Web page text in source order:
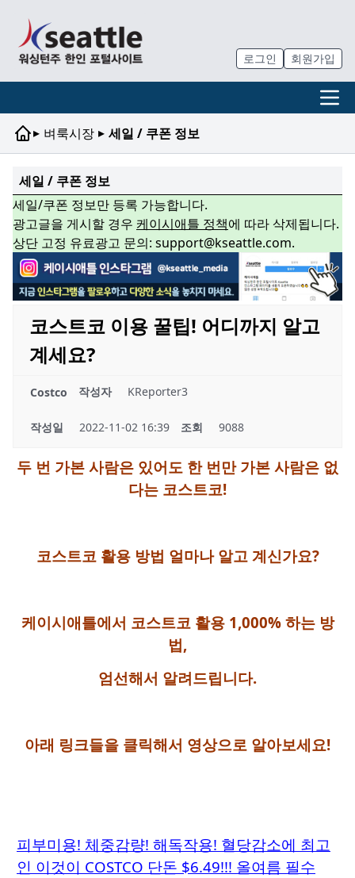
로그인 회원가입
▸ 벼룩시장 ▸ 세일 / 쿠폰 정보
세일 / 쿠폰 정보
세일/쿠폰 정보만 등록 가능합니다.
광고글을 게시할 경우 케이시애틀 정책에 따라 삭제됩니다.
상단 고정 유료광고 문의: support@kseattle.com.
코스트코 이용 꿀팁! 어디까지 알고
계세요?
Costco 작성자 KReporter3
작성일 2022-11-02 16:39 조회 9088
두 번 가본 사람은 있어도 한 번만 가본 사람은 없
다는 코스트코!
코스트코 활용 방법 얼마나 알고 계신가요?
케이시애틀에서 코스트코 활용 1,000% 하는 방
법,
엄선해서 알려드립니다.
아래 링크들을 클릭해서 영상으로 알아보세요!
피부미용! 체중감량! 해독작용! 혈당감소에 최고
인 이것이 COSTCO 단돈 $6.49!!! 올여름 필수